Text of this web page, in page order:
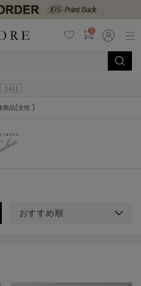
0
SALE
商品(女性 )
おすすめ順